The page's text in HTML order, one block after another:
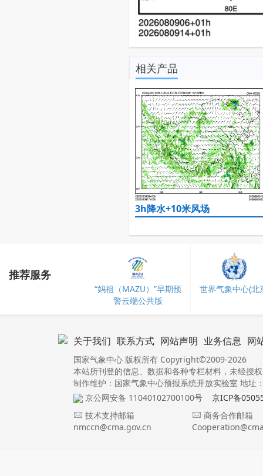
相关产品
3h降水+10米风场
推荐服务
“妈祖（MAZU）”早期预
警云端公共版
世界气象中心(北
关于我们 联系方式 网站声明 业务信息 网
国家气象中心 版权所有 Copyright©2009-2026
本站所刊登的信息、数据和各种专栏材料，未经授
制作维护：国家气象中心预报系统开放实验室 地址
京公网安备 11040102700100号
京ICP备
技术支持邮箱
nmccn@cma.gov.cn
商务合作邮箱